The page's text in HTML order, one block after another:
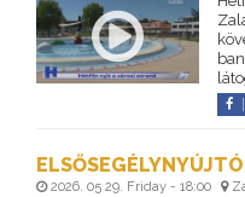
2026. 05 29. Friday - 18:00